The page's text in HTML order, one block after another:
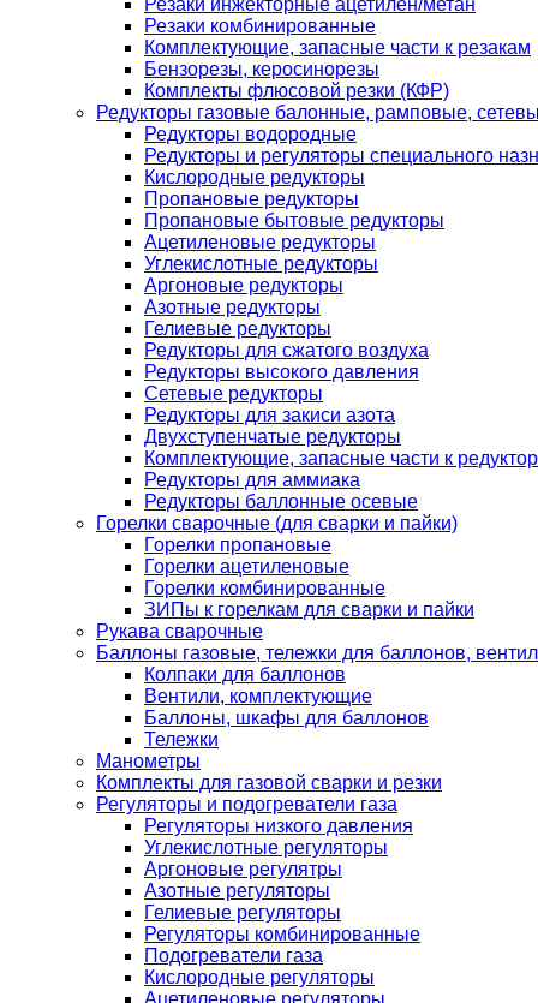
Резаки инжекторные ацетилен/метан
Резаки комбинированные
Комплектующие, запасные части к резакам
Бензорезы, керосинорезы
Комплекты флюсовой резки (КФР)
Редукторы газовые балонные, рамповые,
Редукторы водородные
Редукторы и регуляторы специального
Кислородные редукторы
Пропановые редукторы
Пропановые бытовые редукторы
Ацетиленовые редукторы
Углекислотные редукторы
Аргоновые редукторы
Азотные редукторы
Гелиевые редукторы
Редукторы для сжатого воздуха
Редукторы высокого давления
Сетевые редукторы
Редукторы для закиси азота
Двухступенчатые редукторы
Комплектующие, запасные части к
Редукторы для аммиака
Редукторы баллонные осевые
Горелки сварочные (для сварки и пайки)
Горелки пропановые
Горелки ацетиленовые
Горелки комбинированные
ЗИПы к горелкам для сварки и пайки
Рукава сварочные
Баллоны газовые, тележки для баллонов,
Колпаки для баллонов
Вентили, комплектующие
Баллоны, шкафы для баллонов
Тележки
Манометры
Комплекты для газовой сварки и резки
Регуляторы и подогреватели газа
Регуляторы низкого давления
Углекислотные регуляторы
Аргоновые регулятры
Азотные регуляторы
Гелиевые регуляторы
Регуляторы комбинированные
Подогреватели газа
Кислородные регуляторы
Ацетиленовые регуляторы